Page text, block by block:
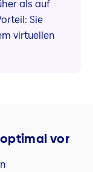
als auf
Sie
virtuellen
vor